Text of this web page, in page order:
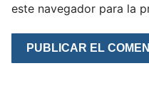
este navegador para la